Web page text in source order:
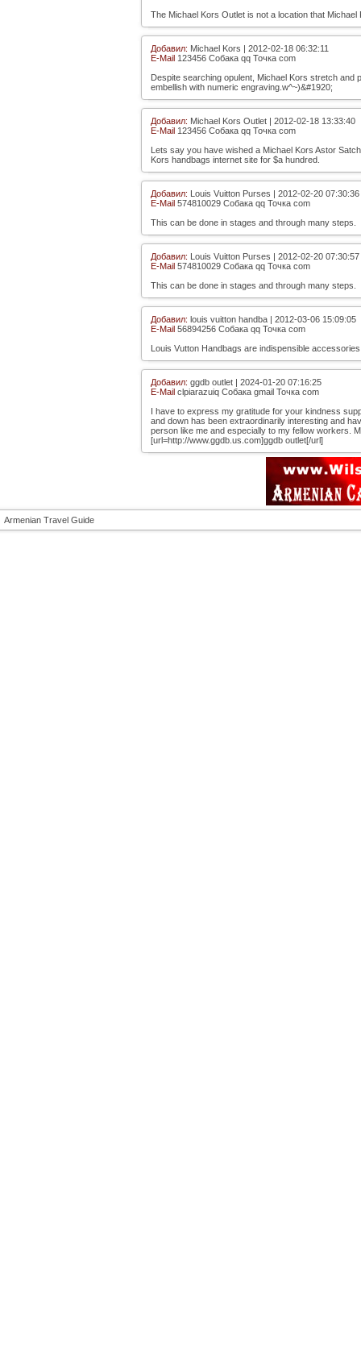
The Michael Kors Outlet is not a location that
Добавил: Michael Kors | 2012-02-18 06:32:11
E-Mail 123456 Собака qq Точка com
Despite searching opulent, Michael Kors stretch
embellish with numeric engraving.w^~)&#1920;
Добавил: Michael Kors Outlet | 2012-02-18 13:33:40
E-Mail 123456 Собака qq Точка com
Lets say you have wished a Michael Kors Astor
Kors handbags internet site for $a hundred.
Добавил: Louis Vuitton Purses | 2012-02-20 07:30:36
E-Mail 574810029 Собака qq Точка com
This can be done in stages and through many steps.
Добавил: Louis Vuitton Purses | 2012-02-20 07:30:57
E-Mail 574810029 Собака qq Точка com
This can be done in stages and through many steps.
Добавил: louis vuitton handba | 2012-03-06 15:09:05
E-Mail 56894256 Собака qq Точка com
Louis Vutton Handbags are indispensible
Добавил: ggdb outlet | 2024-01-20 07:16:25
E-Mail clpiarazuiq Собака gmail Точка com
I have to express my gratitude for your kindness
and down has been extraordinarily interesting and
person like me and especially to my fellow workers.
[url=http://www.ggdb.us.com]ggdb outlet[/url]
Armenian Travel Guide